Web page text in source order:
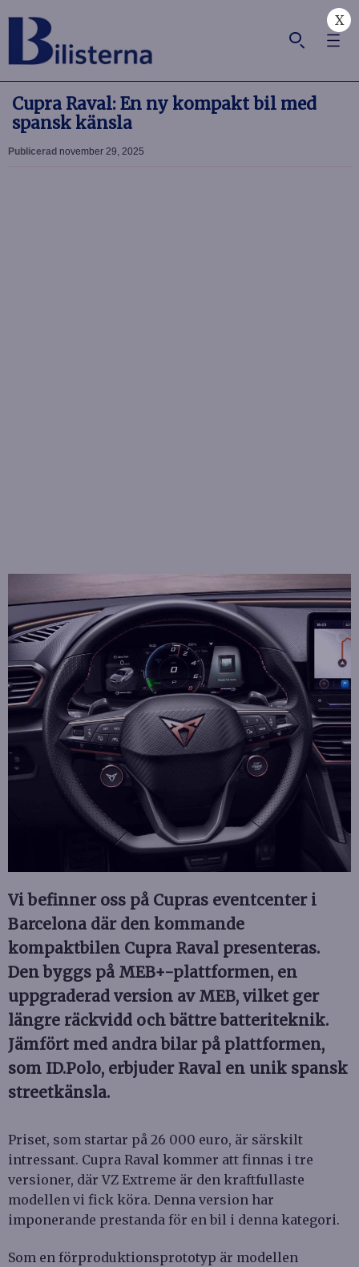
X
Cupra Raval: En ny kompakt bil med
spansk känsla
Publicerad november 29, 2025
Vi befinner oss på Cupras eventcenter i
Barcelona där den kommande
kompaktbilen Cupra Raval presenteras.
Den byggs på MEB+-plattformen, en
uppgraderad version av MEB, vilket ger
längre räckvidd och bättre batteriteknik.
Jämfört med andra bilar på plattformen,
som ID.Polo, erbjuder Raval en unik spansk
streetkänsla.
Priset, som startar på 26 000 euro, är särskilt
intressant. Cupra Raval kommer att finnas i tre
versioner, där VZ Extreme är den kraftfullaste
modellen vi fick köra. Denna version har
imponerande prestanda för en bil i denna kategori.
Som en förproduktionsprototyp är modellen